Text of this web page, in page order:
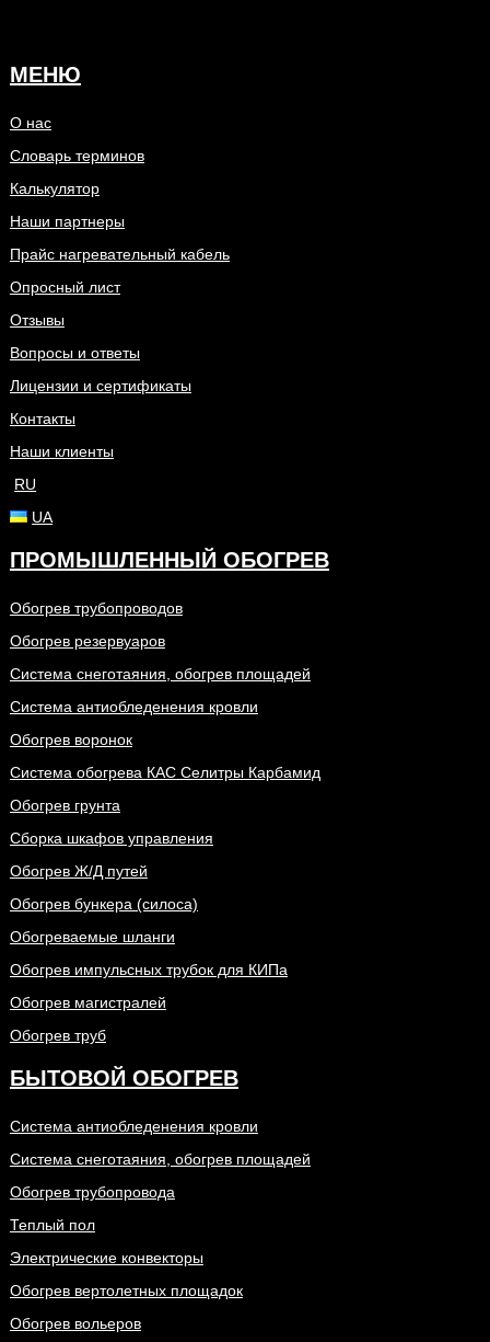
МЕНЮ
О нас
Словарь терминов
Калькулятор
Наши партнеры
Прайс нагревательный кабель
Опросный лист
Отзывы
Вопросы и ответы
Лицензии и сертификаты
Контакты
Наши клиенты
RU
UA
ПРОМЫШЛЕННЫЙ ОБОГРЕВ
Обогрев трубопроводов
Обогрев резервуаров
Система снеготаяния, обогрев площадей
Система антиобледенения кровли
Обогрев воронок
Система обогрева КАС Селитры Карбамид
Обогрев грунта
Сборка шкафов управления
Обогрев Ж/Д путей
Обогрев бункера (силоса)
Обогреваемые шланги
Обогрев импульсных трубок для КИПа
Обогрев магистралей
Обогрев труб
БЫТОВОЙ ОБОГРЕВ
Система антиобледенения кровли
Система снеготаяния, обогрев площадей
Обогрев трубопровода
Теплый пол
Электрические конвекторы
Обогрев вертолетных площадок
Обогрев вольеров